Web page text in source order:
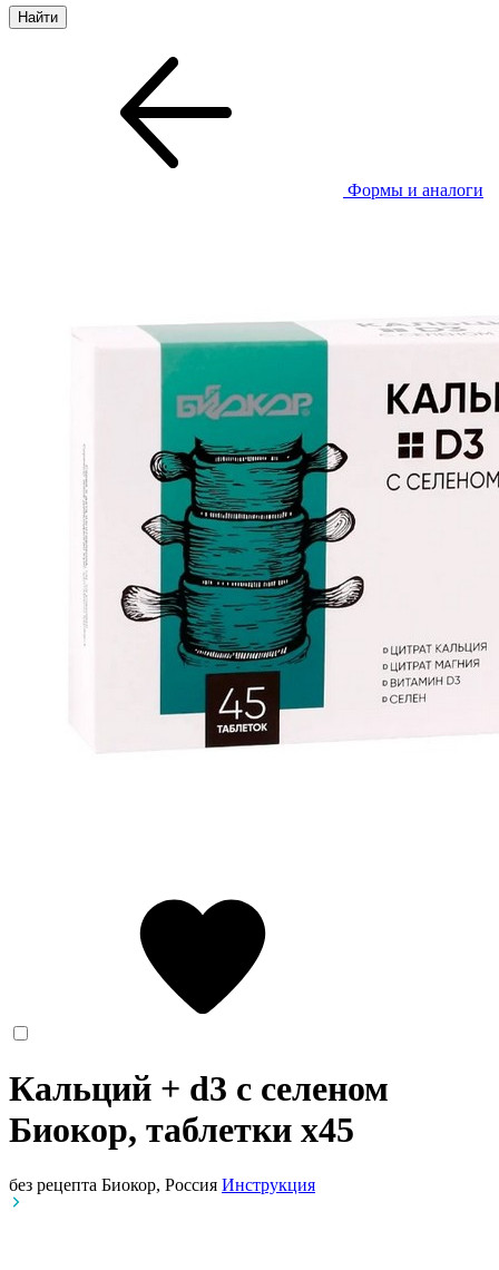
Формы и аналоги
Кальций + d3 с селеном
Биокор, таблетки x45
без рецепта Биокор, Россия Инструкция